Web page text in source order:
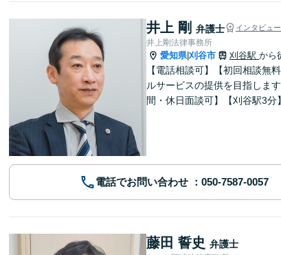
井上 剛 弁護士 インタビュ
井上剛法律事務所
愛知県|刈谷市 刈谷駅 から
【電話相談可】【初回相談無
ルサービスの提供を目指しま
間・休日面談可】【刈谷駅3分】
電話でお問い合わせ
藤田 誓史 弁護士